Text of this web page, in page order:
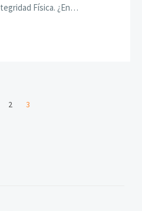
Física. ¿En…
2 3